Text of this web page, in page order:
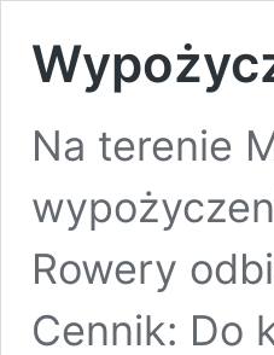
Na terenie
Rowery
Cennik: Do